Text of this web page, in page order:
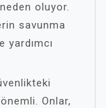
oluyor.
savunma
yardımcı
Onlar,